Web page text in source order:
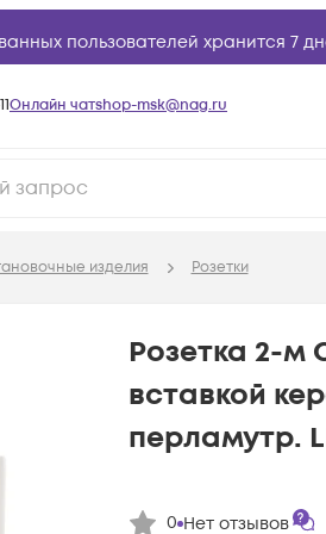
пользователей хранится 7
Онлайн чатshop-msk@nag.ru
изделия Розетки
Розетка 2-м
вставкой
перламутр.
0 Нет отзывов